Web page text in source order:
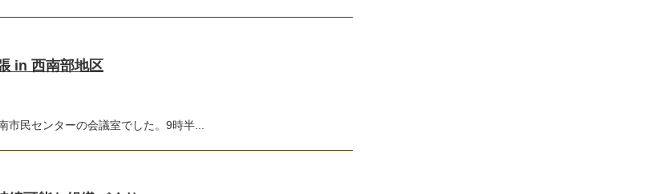
in 西南部地区
市民センターの会議室でした。9時半...